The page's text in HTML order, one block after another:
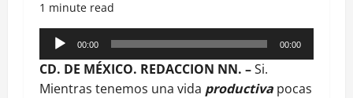
1 minute read
Reproductor
de
audio
00:00 00:00
CD. DE MÉXICO. REDACCION NN. –Si.
Mientras tenemos una vida productiva pocas